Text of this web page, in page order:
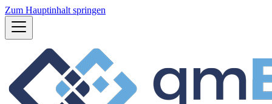
Zum Hauptinhalt springen